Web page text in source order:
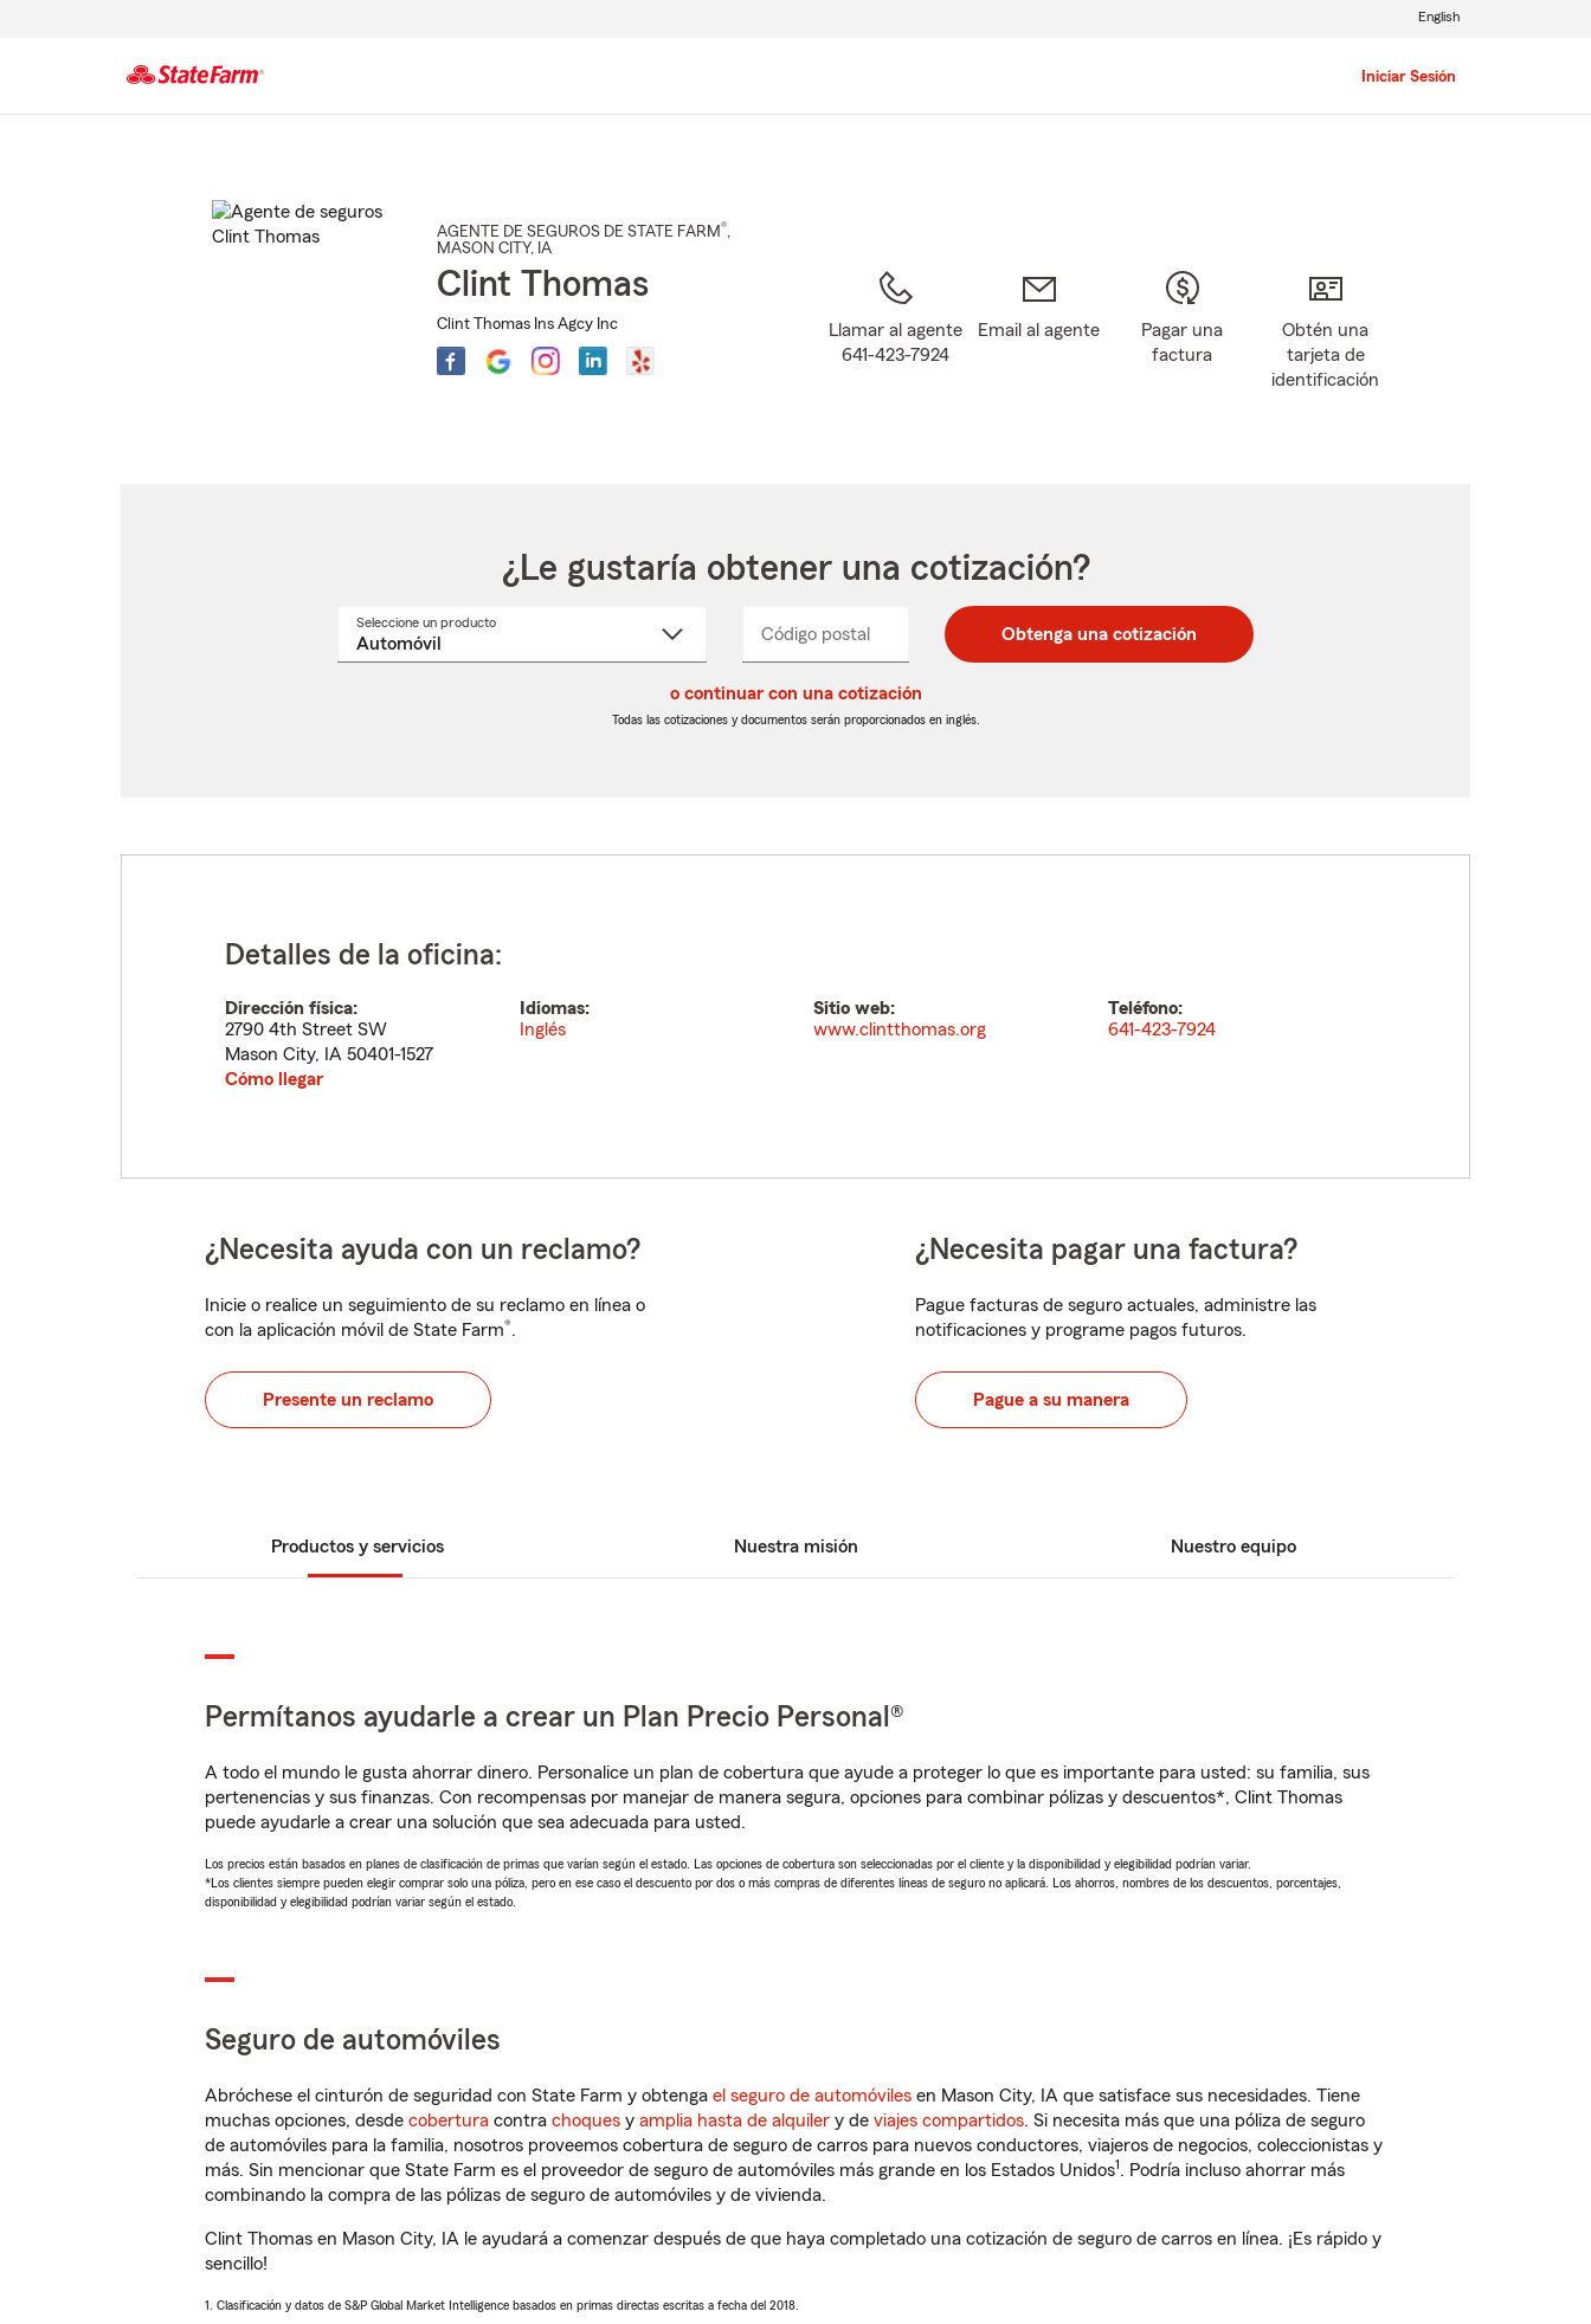
Iniciar Sesión
English
AGENTE DE SEGUROS DE STATE FARM®,
MASON CITY, IA
Clint Thomas
Clint Thomas Ins Agcy Inc
Llamar al agente
641-423-7924
Email al agente
Pagar una
factura
Obtén una
tarjeta de
identificación
¿Le gustaría obtener una cotización?
Seleccione un productoSeleccione
Código postal
postal
de
postal
de
_____ Obtenga una cotización
o continuar con una cotización
Todas las cotizaciones y documentos serán proporcionados en inglés.
Detalles de la oficina:
Dirección física:
2790 4th Street SW
Mason City, IA 50401-1527
Cómo llegar
Idiomas:
Inglés
Sitio web:
www.clintthomas.org
Teléfono:
641-423-7924
¿Necesita ayuda con un reclamo?
Inicie o realice un seguimiento de su reclamo en línea o
con la aplicación móvil de State Farm®.
Presente un reclamo
¿Necesita pagar una factura?
Pague facturas de seguro actuales, administre las
notificaciones y programe pagos futuros.
Pague a su manera
Productos y servicios Nuestra misión Nuestro equipo
Permítanos ayudarle a crear un Plan Precio Personal®
A todo el mundo le gusta ahorrar dinero. Personalice un plan de cobertura que ayude a proteger lo que es importante para usted: su familia, sus
pertenencias y sus finanzas. Con recompensas por manejar de manera segura, opciones para combinar pólizas y descuentos*, Clint Thomas
puede ayudarle a crear una solución que sea adecuada para usted.
Los precios están basados en planes de clasificación de primas que varían según el estado. Las opciones de cobertura son seleccionadas por el cliente y la disponibilidad y elegibilidad podrían variar.
*Los clientes siempre pueden elegir comprar solo una póliza, pero en ese caso el descuento por dos o más compras de diferentes líneas de seguro no aplicará. Los ahorros, nombres de los descuentos, porcentajes,
disponibilidad y elegibilidad podrían variar según el estado.
Seguro de automóviles
Abróchese el cinturón de seguridad con State Farm y obtenga el seguro de automóviles en Mason City, IA que satisface sus necesidades. Tiene
muchas opciones, desde cobertura contra choques y amplia hasta de alquiler y de viajes compartidos. Si necesita más que una póliza de seguro
de automóviles para la familia, nosotros proveemos cobertura de seguro de carros para nuevos conductores, viajeros de negocios, coleccionistas y
más. Sin mencionar que State Farm es el proveedor de seguro de automóviles más grande en los Estados Unidos1. Podría incluso ahorrar más
combinando la compra de las pólizas de seguro de automóviles y de vivienda.
Clint Thomas en Mason City, IA le ayudará a comenzar después de que haya completado una cotización de seguro de carros en línea. ¡Es rápido y
sencillo!
1. Clasificación y datos de S&P Global Market Intelligence basados en primas directas escritas a fecha del 2018.